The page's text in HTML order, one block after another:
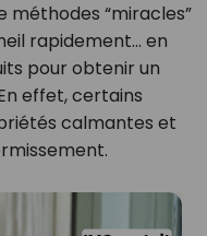
“miracles”
rapidement… en
pour obtenir un
effet, certains
calmantes et